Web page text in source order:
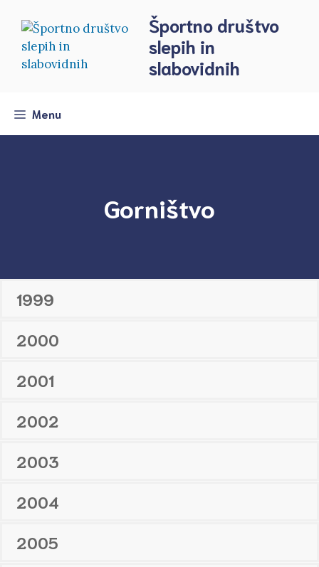
content
Športno društvo
slepih in
slabovidnih
Menu
Gorništvo
1999
2000
2001
2002
2003
2004
2005